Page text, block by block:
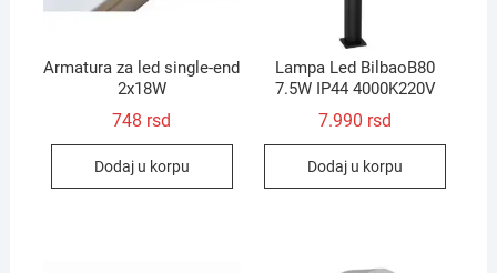
Armatura za led single-end
2x18W
748 rsd
Dodaj u korpu
Lampa Led BilbaoB80
7.5W IP44 4000K220V
7.990 rsd
Dodaj u korpu